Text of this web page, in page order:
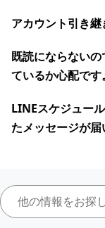
アカウント引き
既読にならない
ているか心配です。
LINEスケジュー
たメッセージが